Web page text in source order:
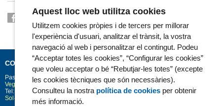
CONTACTE
Passeig Marítim 25-29 Barcelona 08003
Vegeu la situació a Google Maps
Tel: 93 248 30 00 · Fax: 93 248 32 54
Sol·licitud d'informació
Aquest lloc web utilitza cookies
Utilitzem cookies pròpies i de tercers per millorar
l'experiència d'usuari, analitzar el trànsit, la vostra
navegació al web i personalitzar el contingut. Podeu
“Acceptar totes les cookies”, “Configurar les cookies”
que voleu acceptar o bé “Rebutjar-les totes” (excepte
les cookies tècniques que són necessàries).
Consulteu la nostra política de cookies per obtenir
més informació.